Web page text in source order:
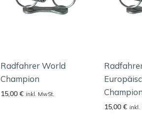
Radfahrer World
Champion
15,00€ inkl. MwSt.
Champion
15,00€ inkl.